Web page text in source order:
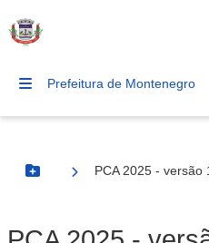
Prefeitura de Montenegro
Botão Menu
PCA 2025 - versão